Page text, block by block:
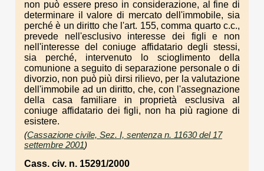
non può essere preso in considerazione, al fine di
determinare il valore di mercato dell'immobile, sia
perché è un diritto che l'art. 155, comma quarto c.c.,
prevede nell'esclusivo interesse dei figli e non
nell'interesse del coniuge affidatario degli stessi,
sia perché, intervenuto lo scioglimento della
comunione a seguito di separazione personale o di
divorzio, non può più dirsi rilievo, per la valutazione
dell'immobile ad un diritto, che, con l'assegnazione
della casa familiare in proprietà esclusiva al
coniuge affidatario dei figli, non ha più ragione di
esistere.
(Cassazione civile, Sez. I, sentenza n. 11630 del 17
settembre 2001)
Cass. civ. n. 15291/2000